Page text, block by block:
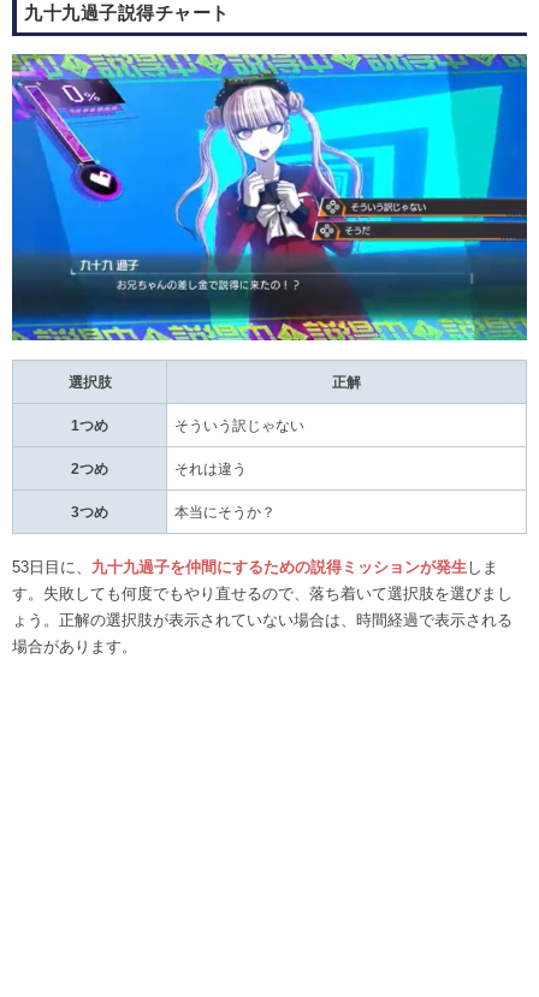
九十九過子説得チャート
選択肢 正解
1つめ そういう訳じゃない
2つめ それは違う
3つめ 本当にそうか？
53日目に、 九十九過子を仲間にするための説得ミッションが発生 しま
す。失敗しても何度でもやり直せるので、落ち着いて選択肢を選びまし
ょう。正解の選択肢が表示されていない場合は、時間経過で表示される
場合があります。